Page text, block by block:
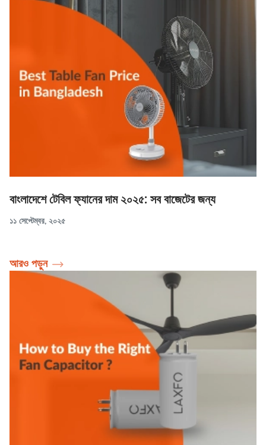
বাংলাদেশে টেবিল ফ্যানের দাম ২০২৫: সব বাজেটের জন্য
১১ সেপ্টেম্বর, ২০২৫
আরও পড়ুন